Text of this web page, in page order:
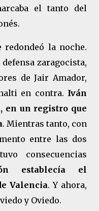
el tanto del
redondeó la noche.
zaragocista,
de Jair Amador,
en contra. Iván
en un registro que
. Mientras tanto, con
entre las dos
consecuencias
establecía el
Valencia. Y ahora,
y Oviedo.